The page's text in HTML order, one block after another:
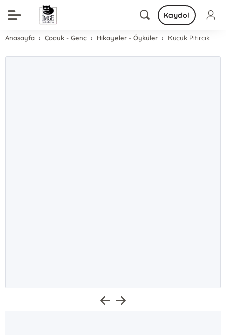
Kaydol
Anasayfa Çocuk - Genç Hikayeler - Öyküler Küçük Pıtırcık